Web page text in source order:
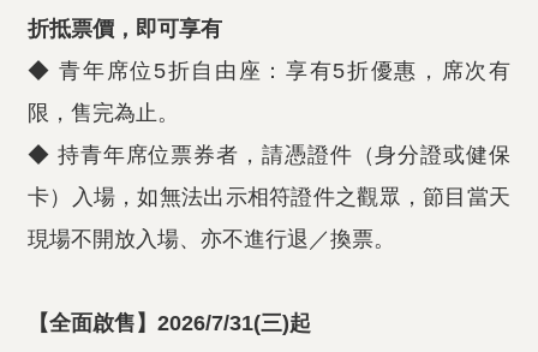
折抵票價，即可享有
◆ 青年席位5折自由座：享有5折優惠，席次有
限，售完為止。
◆ 持青年席位票券者，請憑證件（身分證或健保
卡）入場，如無法出示相符證件之觀眾，節目當天
現場不開放入場、亦不進行退／換票。
【全面啟售】2026/7/31(三)起